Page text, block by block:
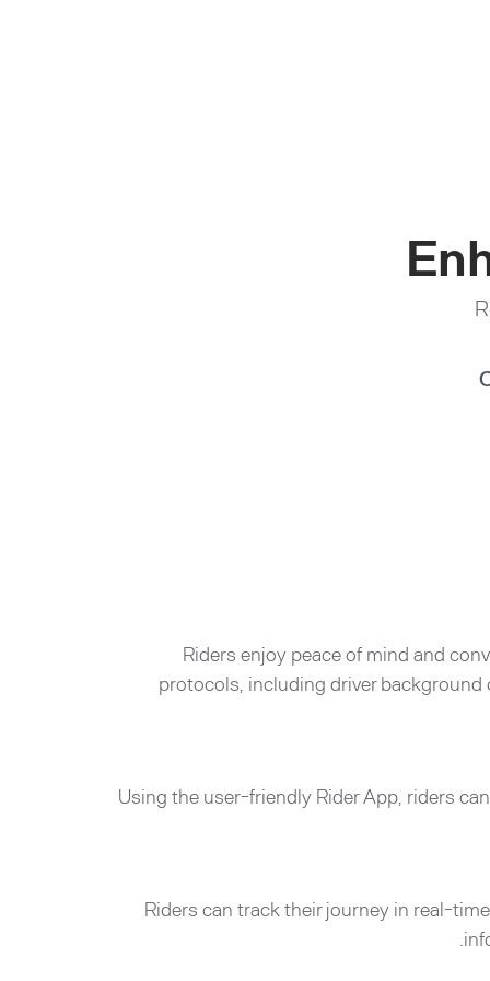
Riders enjoy peace of mind and
protocols, including driver background
Using the user-friendly Rider App, riders
Riders can track their journey in real-